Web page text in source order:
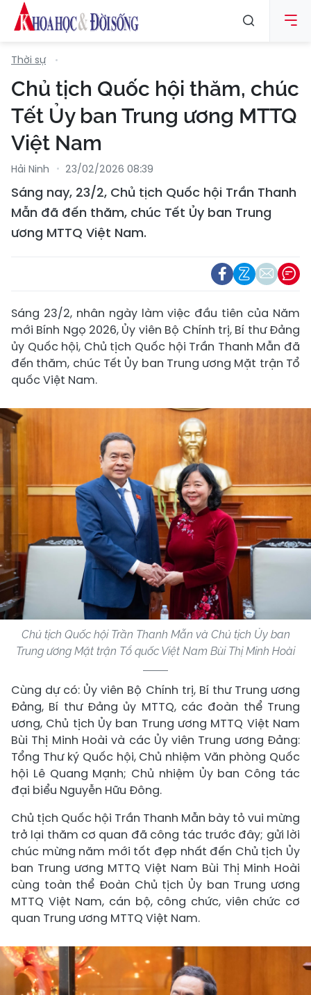
Thời sự
Chủ tịch Quốc hội thăm, chúc
Tết Ủy ban Trung ương MTTQ
Việt Nam
Hải Ninh 23/02/2026 08:39
Sáng nay, 23/2, Chủ tịch Quốc hội Trần Thanh
Mẫn đã đến thăm, chúc Tết Ủy ban Trung
ương MTTQ Việt Nam.
Sáng 23/2, nhân ngày làm việc đầu tiên của Năm
mới Bính Ngọ 2026, Ủy viên Bộ Chính trị, Bí thư Đảng
ủy Quốc hội, Chủ tịch Quốc hội Trần Thanh Mẫn đã
đến thăm, chúc Tết Ủy ban Trung ương Mặt trận Tổ
quốc Việt Nam.
Chủ tịch Quốc hội Trần Thanh Mẫn và Chủ tịch Ủy ban
Trung ương Mặt trận Tổ quốc Việt Nam Bùi Thị Minh Hoài
Cùng dự có: Ủy viên Bộ Chính trị, Bí thư Trung ương
Đảng, Bí thư Đảng ủy MTTQ, các đoàn thể Trung
ương, Chủ tịch Ủy ban Trung ương MTTQ Việt Nam
Bùi Thị Minh Hoài và các Ủy viên Trung ương Đảng:
Tổng Thư ký Quốc hội, Chủ nhiệm Văn phòng Quốc
hội Lê Quang Mạnh; Chủ nhiệm Ủy ban Công tác
đại biểu Nguyễn Hữu Đông.
Chủ tịch Quốc hội Trần Thanh Mẫn bày tỏ vui mừng
trở lại thăm cơ quan đã công tác trước đây; gửi lời
chúc mừng năm mới tốt đẹp nhất đến Chủ tịch Ủy
ban Trung ương MTTQ Việt Nam Bùi Thị Minh Hoài
cùng toàn thể Đoàn Chủ tịch Ủy ban Trung ương
MTTQ Việt Nam, cán bộ, công chức, viên chức cơ
quan Trung ương MTTQ Việt Nam.